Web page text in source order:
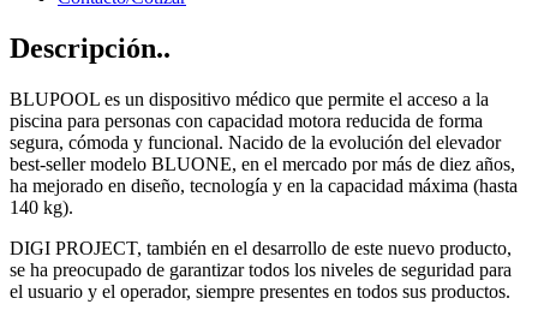
Descripción..
BLUPOOL es un dispositivo médico que permite el acceso a la
piscina para personas con capacidad motora reducida de forma
segura, cómoda y funcional. Nacido de la evolución del elevador
best-seller modelo BLUONE, en el mercado por más de diez años,
ha mejorado en diseño, tecnología y en la capacidad máxima (hasta
140 kg).
DIGI PROJECT, también en el desarrollo de este nuevo producto,
se ha preocupado de garantizar todos los niveles de seguridad para
el usuario y el operador, siempre presentes en todos sus productos.